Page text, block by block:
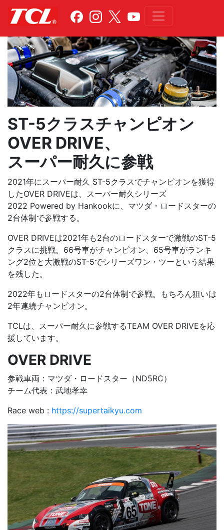
ST-5クラスチャンピオン
OVER DRIVE、
スーパー耐久に参戦
2021年にスーパー耐久 ST-5クラスでチャンピオンを獲得
したOVER DRIVEは、スーパー耐久シリーズ
2022 Powered by Hankookに、マツダ・ロードスターの
2台体制で参戦する。
OVER DRIVEは2021年も2台のロードスターで激戦のST-5
クラスに挑戦。66号車がチャンピオン、65号車がランキ
ング2位と大激戦のST-5でシリーズワン・ツーという結果
を残した。
2022年もロードスターの2台体制で参戦。もちろん狙いは
2年連続チャンピオン。
TCLは、スーパー耐久に参戦するTEAM OVER DRIVEを応
援しています。
OVER DRIVE
参戦車両：マツダ・ロードスター（ND5RC）
チーム代表：武地孝幸
Race web : https://supertaikyu.com